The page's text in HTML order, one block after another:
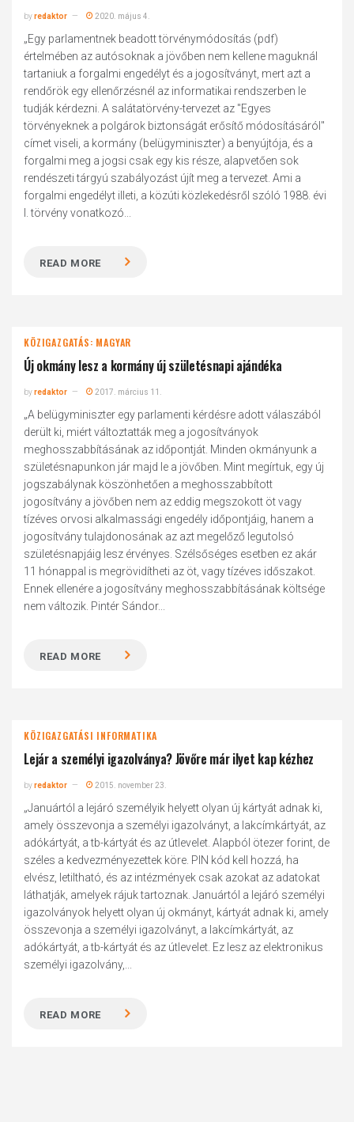
byredaktor 2020. május 4.
„Egy parlamentnek beadott törvénymódosítás (pdf)
értelmében az autósoknak a jövőben nem kellene maguknál
tartaniuk a forgalmi engedélyt és a jogosítványt, mert azt a
rendőrök egy ellenőrzésnél az informatikai rendszerben le
tudják kérdezni. A salátatörvény-tervezet az "Egyes
törvényeknek a polgárok biztonságát erősítő módosításáról"
címet viseli, a kormány (belügyminiszter) a benyújtója, és a
forgalmi meg a jogsi csak egy kis része, alapvetően sok
rendészeti tárgyú szabályozást újít meg a tervezet. Ami a
forgalmi engedélyt illeti, a közúti közlekedésről szóló 1988. évi
I. törvény vonatkozó...
READ MORE
KÖZIGAZGATÁS: MAGYAR
Új okmány lesz a kormány új születésnapi ajándéka
byredaktor 2017. március 11.
„A belügyminiszter egy parlamenti kérdésre adott válaszából
derült ki, miért változtatták meg a jogosítványok
meghosszabbításának az időpontját. Minden okmányunk a
születésnapunkon jár majd le a jövőben. Mint megírtuk, egy új
jogszabálynak köszönhetően a meghosszabbított
jogosítvány a jövőben nem az eddig megszokott öt vagy
tízéves orvosi alkalmassági engedély időpontjáig, hanem a
jogosítvány tulajdonosának az azt megelőző legutolsó
születésnapjáig lesz érvényes. Szélsőséges esetben ez akár
11 hónappal is megrövidítheti az öt, vagy tízéves időszakot.
Ennek ellenére a jogosítvány meghosszabbításának költsége
nem változik. Pintér Sándor...
READ MORE
KÖZIGAZGATÁSI INFORMATIKA
Lejár a személyi igazolványa? Jövőre már ilyet kap kézhez
byredaktor 2015. november 23.
„Januártól a lejáró személyik helyett olyan új kártyát adnak ki,
amely összevonja a személyi igazolványt, a lakcímkártyát, az
adókártyát, a tb-kártyát és az útlevelet. Alapból ötezer forint, de
széles a kedvezményezettek köre. PIN kód kell hozzá, ha
elvész, letiltható, és az intézmények csak azokat az adatokat
láthatják, amelyek rájuk tartoznak. Januártól a lejáró személyi
igazolványok helyett olyan új okmányt, kártyát adnak ki, amely
összevonja a személyi igazolványt, a lakcímkártyát, az
adókártyát, a tb-kártyát és az útlevelet. Ez lesz az elektronikus
személyi igazolvány,...
READ MORE